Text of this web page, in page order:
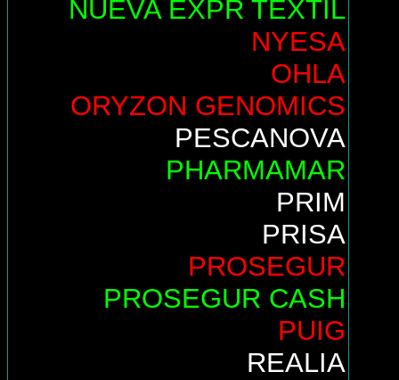
NUEVA EXPR TEXTIL
NYESA
OHLA
ORYZON GENOMICS
PESCANOVA
PHARMAMAR
PRIM
PRISA
PROSEGUR
PROSEGUR CASH
PUIG
REALIA